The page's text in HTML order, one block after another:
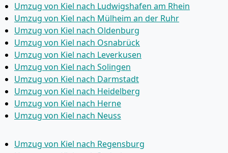
Umzug von Kiel nach Ludwigshafen am Rhein
Umzug von Kiel nach Mülheim an der Ruhr
Umzug von Kiel nach Oldenburg
Umzug von Kiel nach Osnabrück
Umzug von Kiel nach Leverkusen
Umzug von Kiel nach Solingen
Umzug von Kiel nach Darmstadt
Umzug von Kiel nach Heidelberg
Umzug von Kiel nach Herne
Umzug von Kiel nach Neuss
Umzug von Kiel nach Regensburg